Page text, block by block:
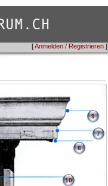
[Anmelden / Registrieren ]
7
8
9
10